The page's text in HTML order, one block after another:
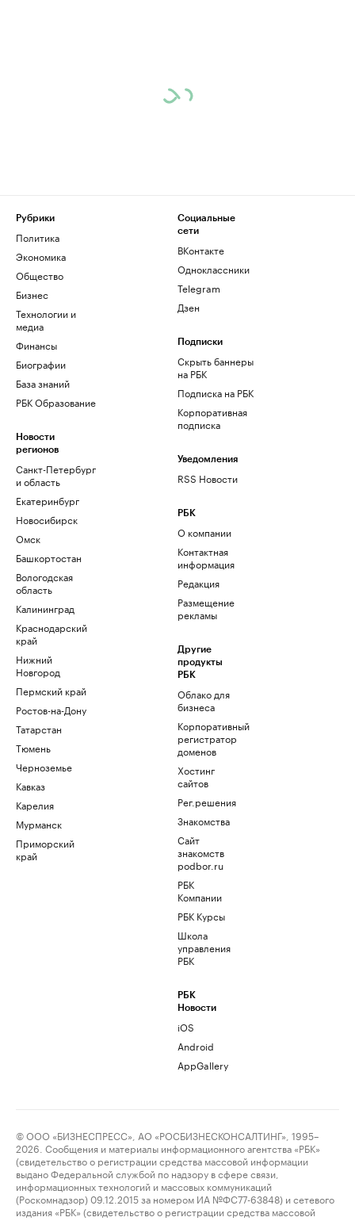
Рубрики
Политика
Экономика
Общество
Бизнес
Технологии и
медиа
Финансы
Биографии
База знаний
РБК Образование
Новости
регионов
Санкт-Петербург
и область
Екатеринбург
Новосибирск
Омск
Башкортостан
Вологодская
область
Калининград
Краснодарский
край
Нижний
Новгород
Пермский край
Ростов-на-Дону
Татарстан
Тюмень
Черноземье
Кавказ
Карелия
Мурманск
Приморский
край
Социальные
сети
ВКонтакте
Одноклассники
Telegram
Дзен
Подписки
Скрыть баннеры
на РБК
Подписка на РБК
Корпоративная
подписка
Уведомления
RSS Новости
РБК
О компании
Контактная
информация
Редакция
Размещение
рекламы
Другие
продукты
РБК
Облако для
бизнеса
Корпоративный
регистратор
доменов
Хостинг
сайтов
Рег.решения
Знакомства
Сайт
знакомств
podbor.ru
РБК
Компании
РБК Курсы
Школа
управления
РБК
РБК
Новости
iOS
Android
AppGallery
© ООО «БИЗНЕСПРЕСС», АО «РОСБИЗНЕСКОНСАЛТИНГ», 1995–
2026. Сообщения и материалы информационного агентства «РБК»
(свидетельство о регистрации средства массовой информации
выдано Федеральной службой по надзору в сфере связи,
информационных технологий и массовых коммуникаций
(Роскомнадзор) 09.12.2015 за номером ИА №ФС77-63848) и сетевого
издания «РБК» (свидетельство о регистрации средства массовой